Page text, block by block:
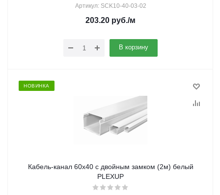
Артикул: SCK10-40-03-02
203.20 руб./м
В корзину
НОВИНКА
Кабель-канал 60х40 с двойным замком (2м) белый
PLEXUP